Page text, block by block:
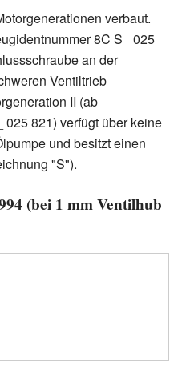
verbaut.
8C S_ 025
an der
Ventiltrieb
II (ab
821) verfügt über keine
und besitzt einen
"S").
(bei 1 mm Ventilhub